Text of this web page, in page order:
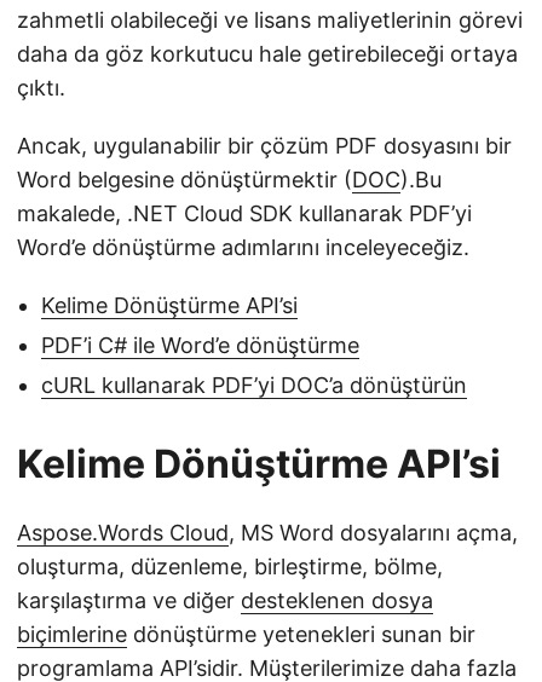
zahmetli olabileceği ve lisans maliyetlerinin görevi
daha da göz korkutucu hale getirebileceği ortaya
çıktı.
Ancak, uygulanabilir bir çözüm PDF dosyasını bir
Word belgesine dönüştürmektir (DOC).Bu
makalede, .NET Cloud SDK kullanarak PDF’yi
Word’e dönüştürme adımlarını inceleyeceğiz.
Kelime Dönüştürme API’si
PDF’i C# ile Word’e dönüştürme
cURL kullanarak PDF’yi DOC’a dönüştürün
Kelime Dönüştürme API’si
Aspose.Words Cloud, MS Word dosyalarını açma,
oluşturma, düzenleme, birleştirme, bölme,
karşılaştırma ve diğer desteklenen dosya
biçimlerine dönüştürme yetenekleri sunan bir
programlama API’sidir. Müşterilerimize daha fazla